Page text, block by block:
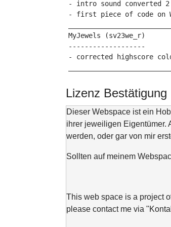
- intro sound converted 2
- first piece of code on
MyJewels (sv23we_r)
-------------------
- corrected highscore
Lizenz Bestätigung
Dieser Webspace ist ein
ihrer jeweiligen Eigentümer.
werden, oder gar von mir
Sollten auf meinem
This web space is a project
please contact me via